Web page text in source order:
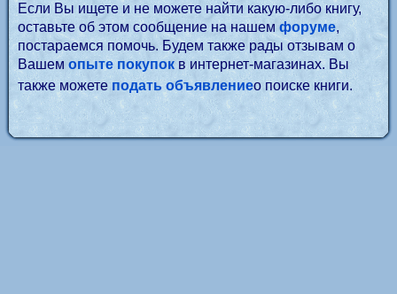
Если Вы ищете и не можете найти какую-либо книгу,
оставьте об этом сообщение на нашем форуме,
постараемся помочь. Будем также рады отзывам о
Вашем опыте покупок в интернет-магазинах. Вы
также можетеподать объявлениео поиске книги.